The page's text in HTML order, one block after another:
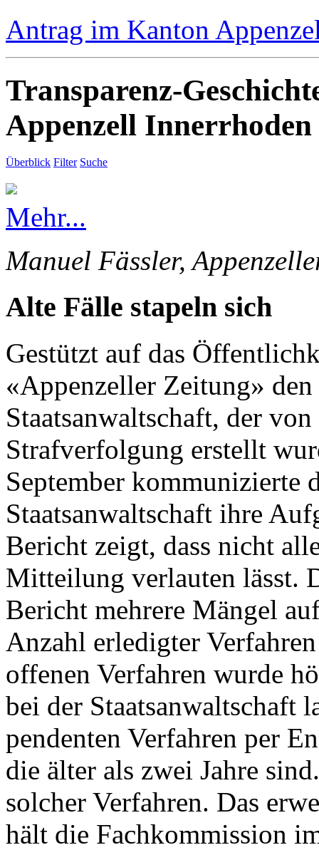
Antrag im Kanton
Transparenz-
Appenzell Innerrhoden
Überblick Filter Suche
Mehr...
Manuel Fässler,
Alte Fälle stapeln sich
Gestützt auf das
«Appenzeller Zeitung»
Staatsanwaltschaft, der
Strafverfolgung erstellt
September kommunizierte
Staatsanwaltschaft ihre
Bericht zeigt, dass nicht
Mitteilung verlauten lässt.
Bericht mehrere Mängel
Anzahl erledigter
offenen Verfahren wurde
bei der Staatsanwaltschaft
pendenten Verfahren per
die älter als zwei Jahre
solcher Verfahren. Das
hält die Fachkommission